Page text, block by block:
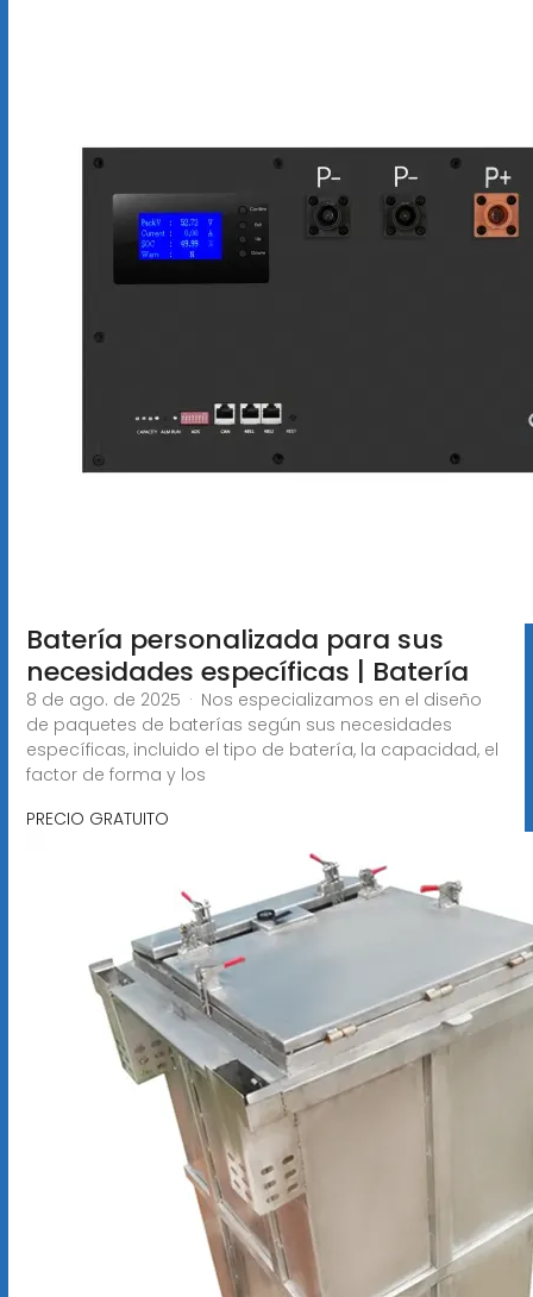
Batería personalizada para sus
necesidades específicas | Batería
8 de ago. de 2025 · Nos especializamos en el diseño
de paquetes de baterías según sus necesidades
específicas, incluido el tipo de batería, la capacidad, el
factor de forma y los
PRECIO GRATUITO